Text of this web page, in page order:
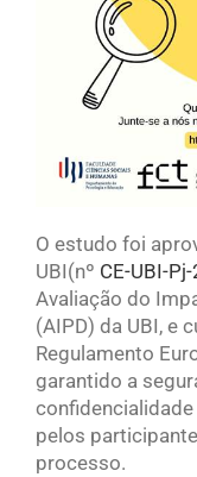
O estudo foi
UBI(nº CE-UBI-
Avaliação do
(AIPD) da UBI, e
Regulamento
garantido a
pelos
processo.